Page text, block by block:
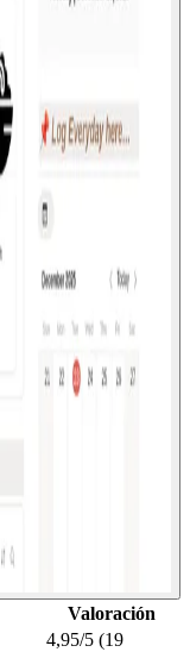
Valoración
4,95/5 (19